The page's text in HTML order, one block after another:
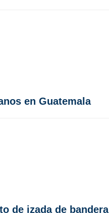
en Guatemala
de izada de bandera